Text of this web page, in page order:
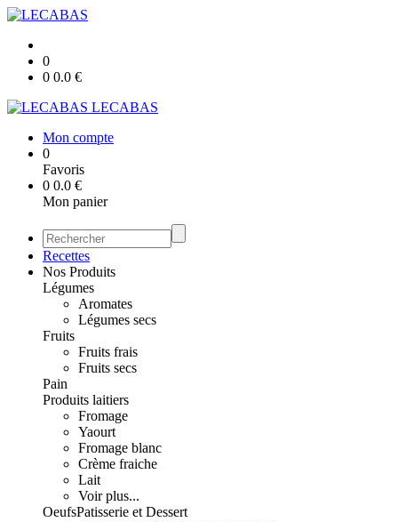
0
0 0.0 €
LECABAS
Mon compte
0
Favoris
0 0.0 €
Mon panier
Recettes
Nos Produits
Légumes
Aromates
Légumes secs
Fruits
Fruits frais
Fruits secs
Pain
Produits laitiers
Fromage
Yaourt
Fromage blanc
Crème fraiche
Lait
Voir plus...
OeufsPatisserie et Dessert